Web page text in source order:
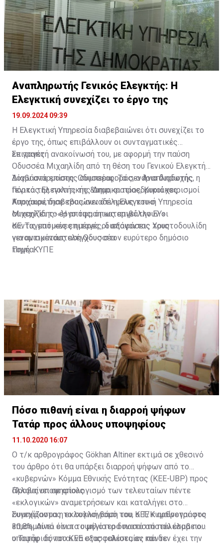
Αναπληρωτής Γενικός Ελεγκτής: H
Ελεγκτική συνεχίζει το έργο της
19.09.2024 09:39
Η Ελεγκτική Υπηρεσία διαβεβαιώνει ότι συνεχίζει το
έργο της, όπως επιβάλλουν οι συνταγματικές
επιταγές.
Σε γραπτή ανακοίνωσή του, με αφορμή την παύση
Οδυσσέα Μιχαηλίδη από τη θέση του Γενικού Ελεγκτή
λόγω ανάρμοστης συμπεριφοράς, ο Αναπληρωτής
Γενικός Ελεγκτής της Δημοκρατίας, Κυριάκος
Κυριάκου, διαβεβαιώνει ότι η Ελεγκτική Υπηρεσία
συνεχίζει το έργο της, όπως επιβάλλουν οι
συνταγματικές επιταγές, διεξάγοντας τους
νενομισμένους ελέγχους στον ευρύτερο δημόσιο
τομέα.
Διαβάστε επίσης:Οδυσσέας: Τα σενάρια διαδοχής, η
πόρτα της πολιτικής &amp; οι προεδρικοί χειρισμοί
Αποχαιρέτησε τους συναδέλφους του ο
Μιχαηλίδης-«Η απόφαση καταργεί την ΕΥ»
ΚΕ: Τις επόμενες ημέρες οι αποφάσεις Χριστοδουλίδη
για αντικατάσταση Οδυσσέα
Πηγή: ΚΥΠΕ
Πόσο πιθανή είναι η διαρροή ψήφων
Τατάρ προς άλλους υποψηφίους
11.10.2020 16:07
Ο τ/κ αρθρογράφος Gökhan Altiner εκτιμά σε χθεσινό
του άρθρο ότι θα υπάρξει διαρροή ψήφων από το
«κυβερνών» Κόμμα Εθνικής Ενότητας (KEE-UBP) προς
άλλους υποψηφίους.
Προβαίνει σε απολογισμό των τελευταίων πέντε
«εκλογικών» αναμετρήσεων και καταλήγει στο
συμπέρασμα η εκλογική βάση του ΚΕΕ κυμαίνεται στο
30,8%. Αυτό είναι το μέγιστο δυνατό αποτέλεσμα που
ο Τατάρ δύναται να εξασφαλίσει, αν και δεν έχει την
Συνεχίζοντας το συλλογισμό του, ο Τ/Κ αρθρογράφος
επισημαίνει ότι το υψηλότερο ποσοστό που έλαβε ο
υποψήφιος του ΚΕΕ στις τελευταίες πέντε